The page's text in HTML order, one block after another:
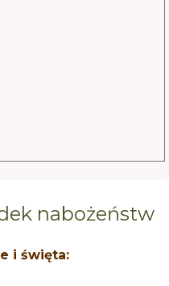
nabożeństw
i święta: